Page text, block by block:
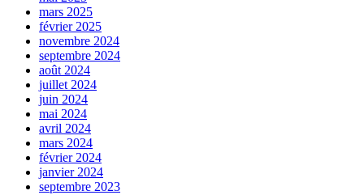
mars 2025
février 2025
novembre 2024
septembre 2024
août 2024
juillet 2024
juin 2024
mai 2024
avril 2024
mars 2024
février 2024
janvier 2024
septembre 2023